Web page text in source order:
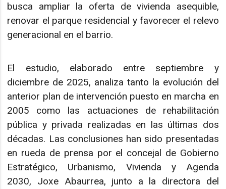
busca ampliar la oferta de vivienda asequible,
renovar el parque residencial y favorecer el relevo
generacional en el barrio.
El estudio, elaborado entre septiembre y
diciembre de 2025, analiza tanto la evolución del
anterior plan de intervención puesto en marcha en
2005 como las actuaciones de rehabilitación
pública y privada realizadas en las últimas dos
décadas. Las conclusiones han sido presentadas
en rueda de prensa por el concejal de Gobierno
Estratégico, Urbanismo, Vivienda y Agenda
2030, Joxe Abaurrea, junto a la directora del